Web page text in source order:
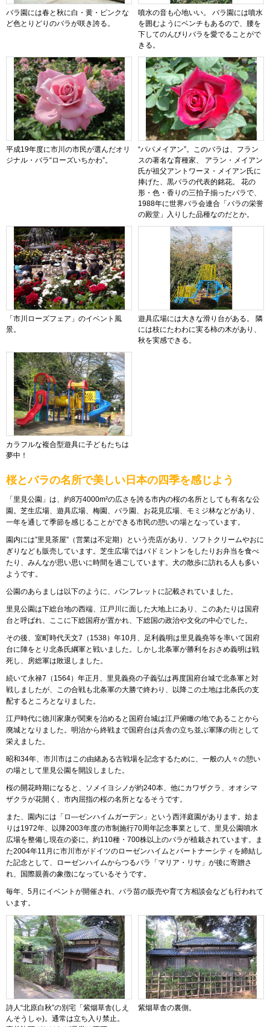
バラ園には春と秋に白・黄・ピンクな
ど色とりどりのバラが咲き誇る。
噴水の音も心地いい。 バラ園には噴水
を囲むようにベンチもあるので、腰を
下してのんびりバラを愛でることがで
きる。
平成19年度に市川の市民が選んだオリ
ジナル・バラ“ローズいちかわ”。
“パパメイアン”。このバラは、フラン
スの著名な育種家、 アラン・メイアン
氏が祖父アントワーヌ・メイアン氏に
捧げた、黒バラの代表的銘花。 花の
形・色・香りの三拍子揃ったバラで、
1988年に世界バラ会連合「バラの栄誉
の殿堂」入りした品種なのだとか。
「市川ローズフェア」のイベント風
景。
遊具広場には大きな滑り台がある。 隣
には枝にたわわに実る柿の木があり、
秋を実感できる。
カラフルな複合型遊具に子どもたちは
夢中！
桜とバラの名所で美しい日本の四季を感じよう
「里見公園」は、約8万4000m²の広さを誇る市内の桜の名所としても有名な公
園。芝生広場、遊具広場、梅園、バラ園、お花見広場、モミジ林などがあり、
一年を通して季節を感じることができる市民の憩いの場となっています。
園内には”里見茶屋”（営業は不定期）という売店があり、ソフトクリームやおに
ぎりなども販売しています。芝生広場ではバドミントンをしたりお弁当を食べ
たり、みんなが思い思いに時間を過ごしています。犬の散歩に訪れる人も多い
ようです。
公園のあらましは以下のように、パンフレットに記載されていました。
里見公園は下総台地の西端、江戸川に面した大地上にあり、このあたりは国府
台と呼ばれ、ここに下総国府が置かれ、下総国の政治や文化の中心でした。
その後、室町時代天文7（1538）年10月、足利義明は里見義堯等を率いて国府
台に陣をとり北条氏綱軍と戦いました。しかし北条軍が勝利をおさめ義明は戦
死し、房総軍は敗退しました。
続いて永禄7（1564）年正月、里見義堯の子義弘は再度国府台城で北条軍と対
戦しましたが、この合戦も北条軍の大勝で終わり、以降この土地は北条氏の支
配するところとなりました。
江戸時代に徳川家康が関東を治めると国府台城は江戸俯瞰の地であることから
廃城となりました。明治から終戦まで国府台は兵舎の立ち並ぶ軍隊の街として
栄えました。
昭和34年、市川市はこの由緒ある古戦場を記念するために、一般の人々の憩い
の場として里見公園を開設しました。
桜の開花時期になると、ソメイヨシノが約240本、他にカワザクラ、オオシマ
ザクラが花開く、市内屈指の桜の名所となるそうです。
また、園内には「ロ―ゼンハイムガーデン」という西洋庭園があります。始ま
りは1972年、以降2003年度の市制施行70周年記念事業として、里見公園噴水
広場を整備し現在の姿に。約110種・700株以上のバラが植栽されています。ま
た2004年11月に市川市がドイツのローゼンハイムとパートナーシティを締結し
た記念として、ローゼンハイムからつるバラ「マリア・リサ」が後に寄贈さ
れ、国際親善の象徴になっているそうです。
毎年、5月にイベントが開催され、バラ苗の販売や育て方相談会なども行われて
います。
詩人“北原白秋”の別宅「紫烟草舎(しえ
んそうしゃ)。通常は立ち入り禁止。
紫烟草舎の裏側。